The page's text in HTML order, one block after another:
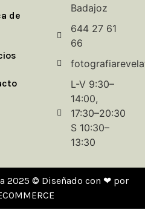
de
Badajoz
644 27 61
66
L-V 9:30–
14:00,
17:30–20:30
S 10:30–
13:30
2025 © Diseñado con ❤ por